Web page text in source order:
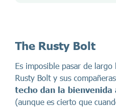
The Rusty Bolt
Es imposible pasar de
Rusty Bolt y sus
techo dan la
(aunque es cierto que